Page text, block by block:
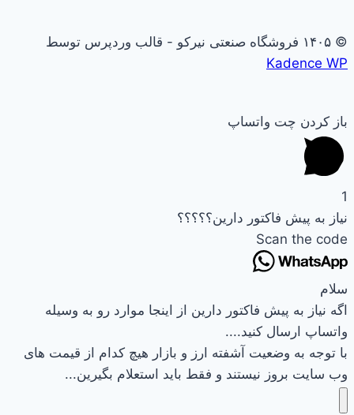
© ۱۴۰۵ فروشگاه صنعتی نیرکو - قالب وردپرس توسط
Kadence WP
باز کردن چت واتساپ
1
نیاز به پیش فاکتور دارین؟؟؟؟؟
Scan the code
سلام
اگه نیاز به پیش فاکتور دارین از اینجا موارد رو به وسیله
واتساپ ارسال کنید....
با توجه به وضعیت آشفته ارز و بازار هیچ کدام از قیمت های
وب سایت بروز نیستند و فقط باید استعلام بگیرین...